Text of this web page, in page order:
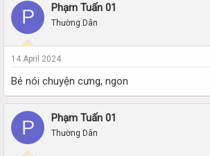
P Phạm Tuấn 01
Thường Dân
14 April 2024
Bé nói chuyện cưng, ngon
P Phạm Tuấn 01
Thường Dân